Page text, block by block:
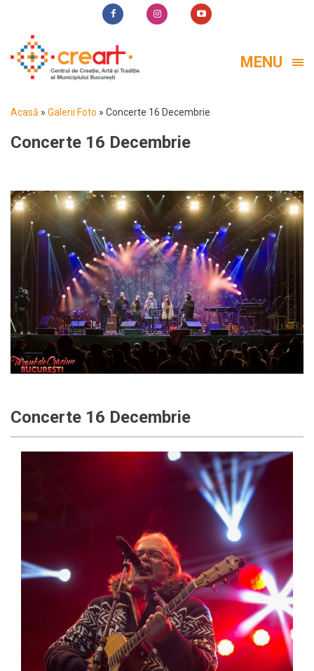
MENU
Acasă » Galerii Foto » Concerte 16 Decembrie
Concerte 16 Decembrie
Concerte 16 Decembrie